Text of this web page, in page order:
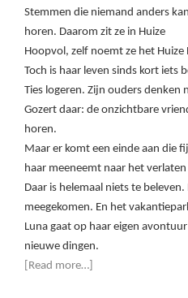
Stemmen die niemand anders kan
horen. Daarom zit ze in Huize
Hoopvol, zelf noemt ze het Huize
Toch is haar leven sinds kort iets
Ties logeren. Zijn ouders denken
Gozert daar: de onzichtbare
horen.
Maar er komt een einde aan die
haar meeneemt naar het
Daar is helemaal niets te
meegekomen. En het
Luna gaat op haar eigen
nieuwe dingen.
[Read more…]